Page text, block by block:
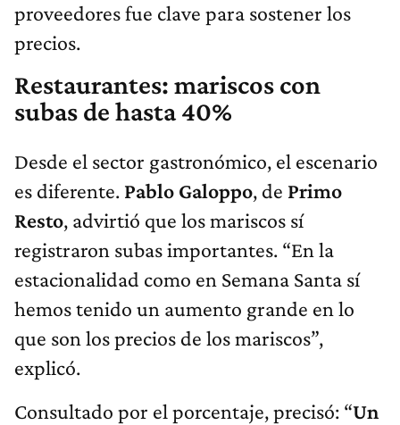
proveedores fue clave para sostener los
precios.
Restaurantes: mariscos con
subas de hasta 40%
Desde el sector gastronómico, el escenario
es diferente. Pablo Galoppo, de Primo
Resto, advirtió que los mariscos sí
registraron subas importantes. “En la
estacionalidad como en Semana Santa sí
hemos tenido un aumento grande en lo
que son los precios de los mariscos”,
explicó.
Consultado por el porcentaje, precisó: “Un